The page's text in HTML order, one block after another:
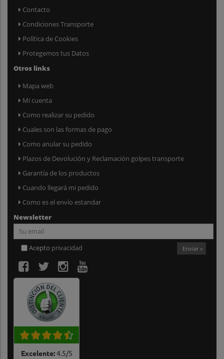
Contacto
Condiciones Transporte
Política de Cookies
Protegemos tus Datos
Otros links
Mapa web
Mi cuenta
Como realizar su pedido
Cuales son las formas de pago
Como anular su pedido
Plazos de Devolución y Reclamación golpes transporte
Garantía de los productos
Cuando llegará mi pedido
Como es el envío estandar
Newsletter
Acepto privacidad Enviar »
Excelente:4.5/5